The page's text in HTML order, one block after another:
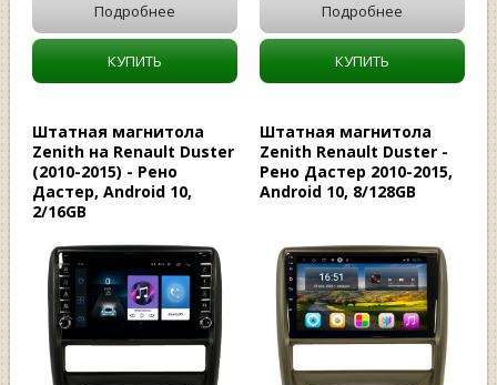
Подробнее
КУПИТЬ
Подробнее
КУПИТЬ
Штатная магнитола
Zenith на Renault Duster
(2010-2015) - Рено
Дастер, Android 10,
2/16GB
Штатная магнитола
Zenith Renault Duster -
Рено Дастер 2010-2015,
Android 10, 8/128GB